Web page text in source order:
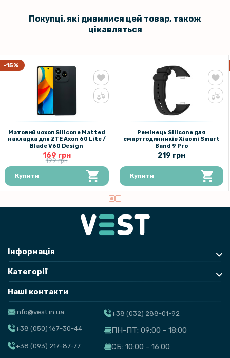
Покупці, які дивилися цей товар, також
цікавляться
-15%
Матовий чохол Silicone Matted
накладка для ZTE Axon 60 Lite /
Blade V60 Design​
169 грн
199 грн
Купити
Ремінець Silicone для
смартгодинників Xiaomi Smart
Band 9 Pro
219 грн
Купити
Інформація
Категорії
Наші контакти
info@vest.in.ua
+38 (050) 167-30-44
+38 (093) 217-87-77
+38 (032) 288-01-92
ПН-ПТ: 09:00 - 18:00
СБ: 10:00 - 16:00